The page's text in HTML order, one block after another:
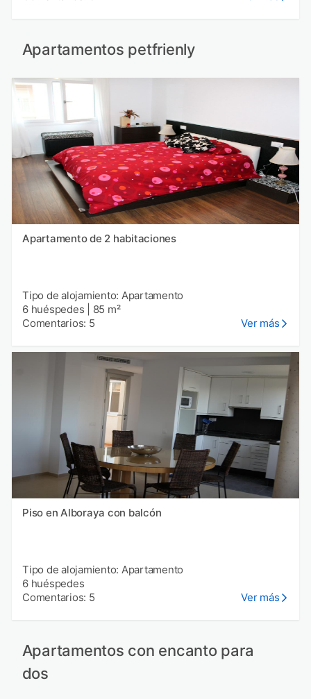
Apartamentos petfrienly
Apartamento de 2 habitaciones
Tipo de alojamiento: Apartamento
6 huéspedes
85 m²
Comentarios: 5
Ver más
Piso en Alboraya con balcón
Tipo de alojamiento: Apartamento
6 huéspedes
Comentarios: 5
Ver más
Apartamentos con encanto para
dos